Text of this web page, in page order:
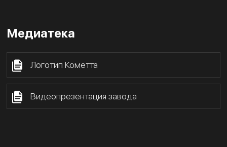
Медиатека
Логотип Кометта
Видеопрезентация завода